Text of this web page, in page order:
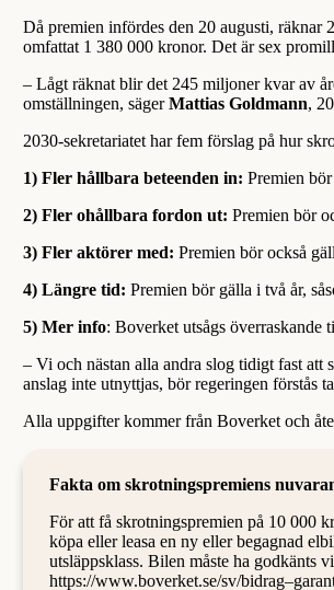
Då premien infördes den 20 augusti, räknar
omfattat 1 380 000 kronor. Det är sex
– Lågt räknat blir det 245 miljoner kvar av
omställningen, sägerMattias Goldmann,
2030-sekretariatet har fem förslag på hur
1) Fler hållbara beteenden in: Premien
2) Fler ohållbara fordon ut: Premien bör
3) Fler aktörer med: Premien bör också
4) Längre tid: Premien bör gälla i två år,
5) Mer info: Boverket utsågs
– Vi och nästan alla andra slog tidigt fast att
anslag inte utnyttjas, bör regeringen förstås
Alla uppgifter kommer från Boverket och
Fakta om skrotningspremiens
För att få skrotningspremien på 10 000
köpa eller leasa en ny eller begagnad
utsläppsklass. Bilen måste ha godkänts
https://www.boverket.se/sv/